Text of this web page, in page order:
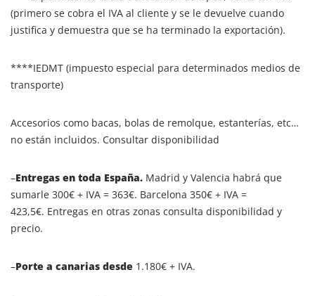
(primero se cobra el IVA al cliente y se le devuelve cuando
justifica y demuestra que se ha terminado la exportación).
****IEDMT (impuesto especial para determinados medios de
transporte)
Accesorios como bacas, bolas de remolque, estanterías, etc…
no están incluidos. Consultar disponibilidad
–Entregas en toda España. Madrid y Valencia habrá que
sumarle 300€ + IVA = 363€. Barcelona 350€ + IVA =
423,5€. Entregas en otras zonas consulta disponibilidad y
precio.
–Porte a canarias desde 1.180€ + IVA.